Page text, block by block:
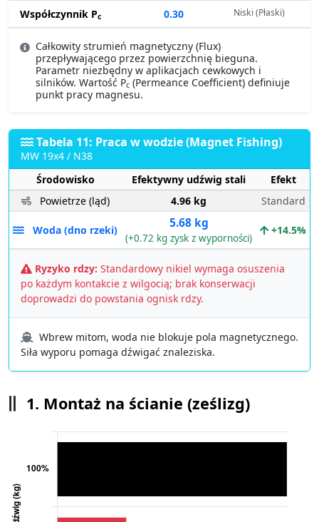
Współczynnik Pc 0.30 Niski (Płaski)
Całkowity strumień magnetyczny (Flux)
przepływającego przez powierzchnię bieguna.
Parametr niezbędny w aplikacjach cewkowych i
silników. Wartość Pc (Permeance Coefficient) definiuje
punkt pracy magnesu.
Tabela 11: Praca w wodzie (Magnet Fishing)
MW 19x4 / N38
Środowisko
Efektywny udźwig stali
Efekt
Powietrze (ląd)
4.96 kg Standard
Woda (dno rzeki) 5.68 kg
(+0.72 kg zysk z wyporności)
+14.5%
Ryzyko rdzy: Standardowy nikiel wymaga osuszenia
po każdym kontakcie z wilgocią; brak konserwacji
doprowadzi do powstania ognisk rdzy.
Wbrew mitom, woda nie blokuje pola magnetycznego.
Siła wyporu pomaga dźwigać znaleziska.
1. Montaż na ścianie (ześlizg)